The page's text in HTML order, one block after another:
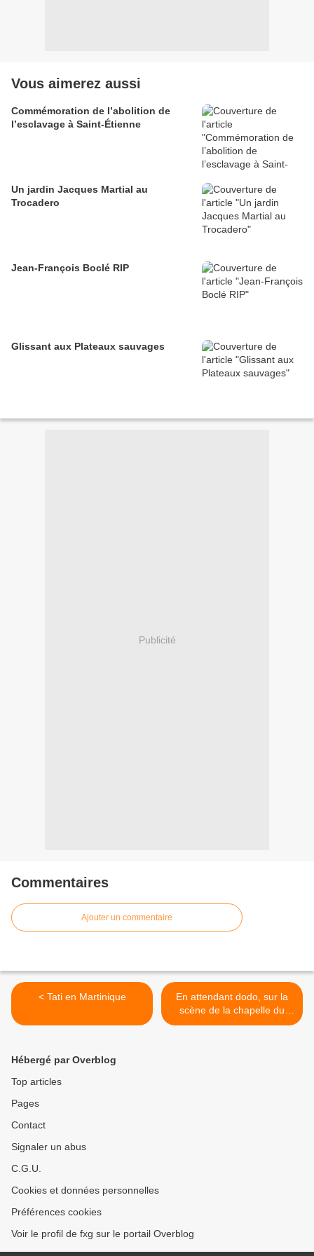
Vous aimerez aussi
Commémoration de l’abolition de
l’esclavage à Saint-Étienne
Un jardin Jacques Martial au
Trocadero
Jean-François Boclé RIP
Glissant aux Plateaux sauvages
Publicité
Commentaires
Ajouter un commentaire
< Tati en Martinique
En attendant dodo, sur la
scène de la chapelle du
Verbe incarné >
Hébergé par Overblog
Top articles
Pages
Contact
Signaler un abus
C.G.U.
Cookies et données personnelles
Préférences cookies
Voir le profil de fxg sur le portail Overblog